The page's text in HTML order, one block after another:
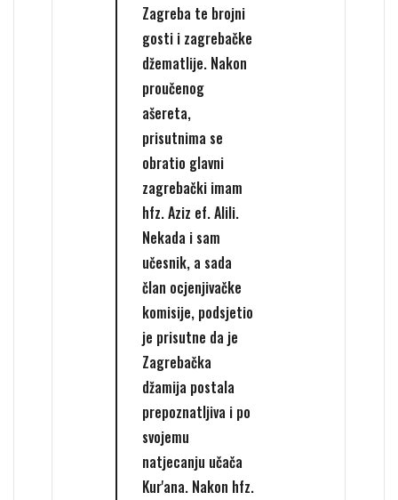
Zagreba te brojni
gosti i zagrebačke
džematlije. Nakon
proučenog
ašereta,
prisutnima se
obratio glavni
zagrebački imam
hfz. Aziz ef. Alili.
Nekada i sam
učesnik, a sada
član ocjenjivačke
komisije, podsjetio
je prisutne da je
Zagrebačka
džamija postala
prepoznatljiva i po
svojemu
natjecanju učača
Kur'ana. Nakon hfz.